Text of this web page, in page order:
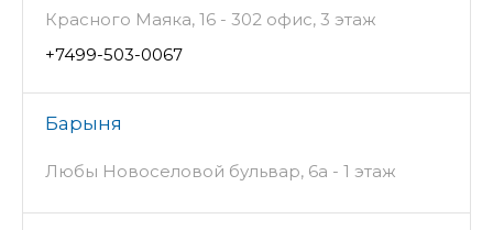
Красного Маяка, 16 - 302 офис, 3 этаж
+7499-503-0067
Барыня
Любы Новоселовой бульвар, 6а - 1 этаж